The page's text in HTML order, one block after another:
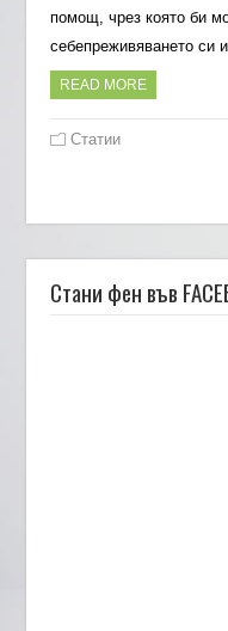
помощ, чрез която би
себепреживяването си
READ MORE
Статии
Стани фен във